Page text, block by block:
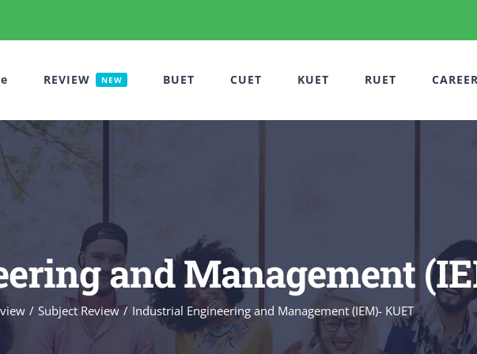
REVIEW NEW BUET CUET KUET RUET CAREER
and Management
Subject Review Industrial Engineering and Management (IEM)- KUET